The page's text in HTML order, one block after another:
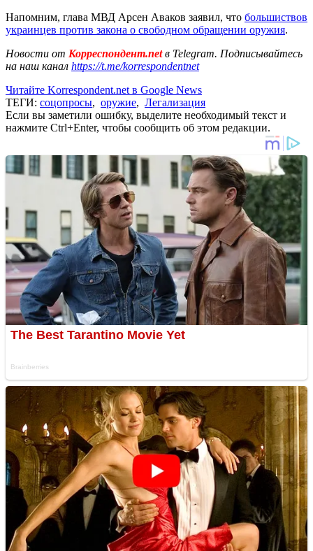
Напомним, глава МВД Арсен Аваков заявил, что большиствов
украинцев против закона о свободном обращении оружия.
Новости от Корреспондент.netв Telegram. Подписывайтесь
на наш канал https://t.me/korrespondentnet
Читайте Korrespondent.net в Google News
ТЕГИ: соцопросы, оружие, Легализация
Если вы заметили ошибку, выделите необходимый текст и
нажмите Ctrl+Enter, чтобы сообщить об этом редакции.